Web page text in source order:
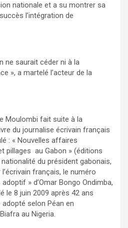
nationale et a su montrer sa
l’intégration de
ne saurait céder ni à la
», a martelé l’acteur de la
Moulombi fait suite à la
du journalise écrivain français
: « Nouvelles affaires
pillages au Gabon » (éditions
du président gabonais,
français, le numéro
» d’Omar Bongo Ondimba,
le 8 juin 2009 après 42 ans
selon Péan en
au Nigeria.